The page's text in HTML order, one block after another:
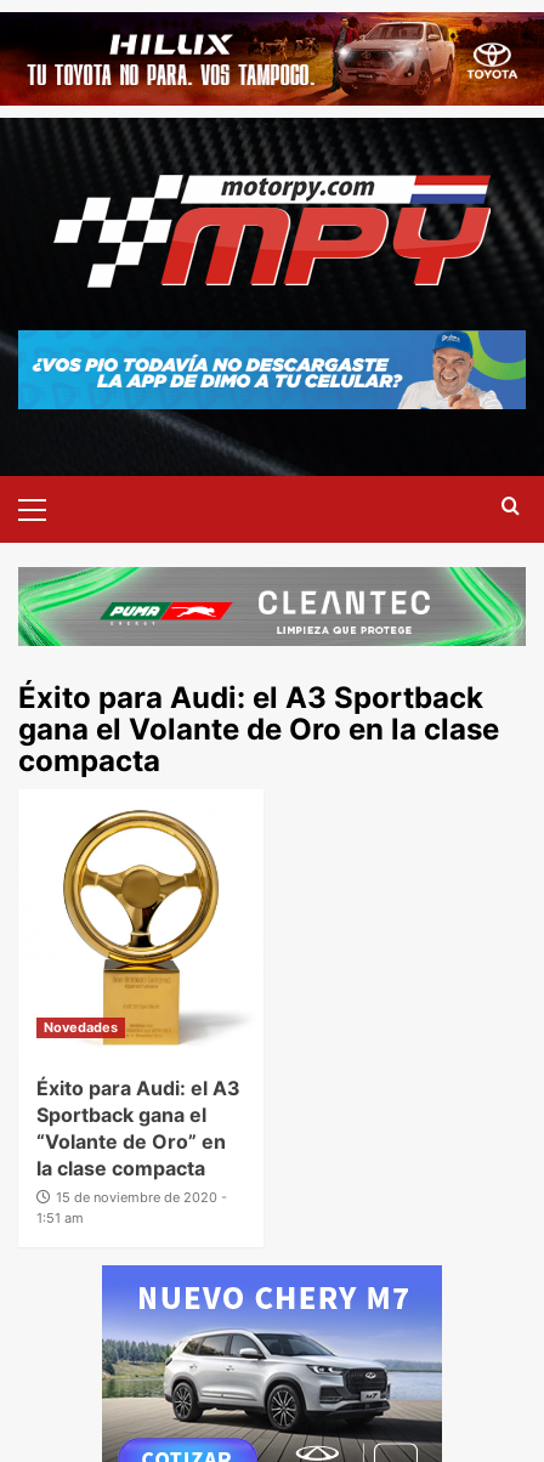
Éxito para Audi: el A3 Sportback
gana el Volante de Oro en la clase
compacta
Novedades
Éxito para Audi: el A3
Sportback gana el
“Volante de Oro” en
la clase compacta
15 de noviembre de 2020 -
1:51 am